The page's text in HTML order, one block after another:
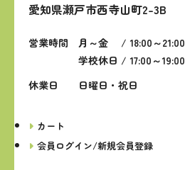
愛知県瀬戸市西寺山町2-3B
営業時間
月～金 / 18:00～21:00
学校休日 / 17:00～19:00
休業日
日曜日・祝日
カート
会員ログイン/新規会員登録